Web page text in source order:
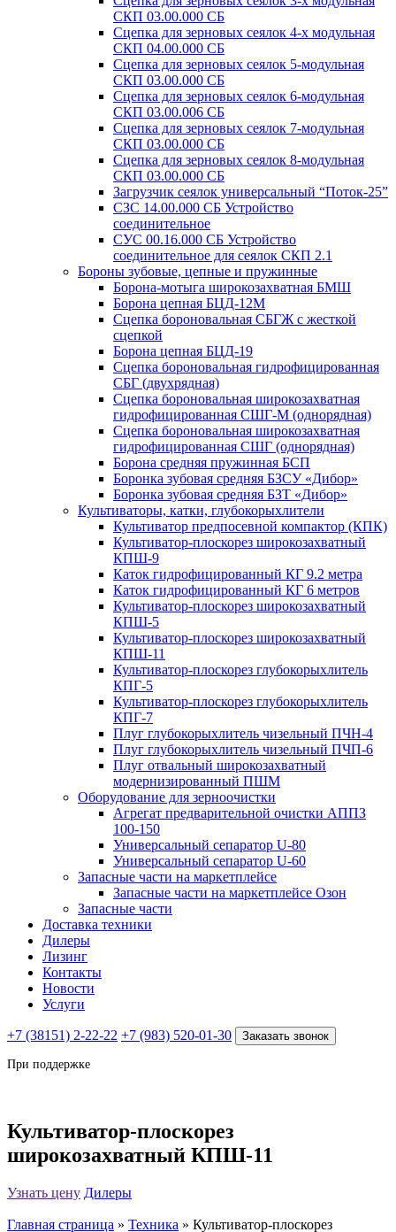
СКП 03.00.000 СБ
Сцепка для зерновых сеялок 4-х модульная
СКП 04.00.000 СБ
Сцепка для зерновых сеялок 5-модульная
СКП 03.00.000 СБ
Сцепка для зерновых сеялок 6-модульная
СКП 03.00.006 СБ
Сцепка для зерновых сеялок 7-модульная
СКП 03.00.000 СБ
Сцепка для зерновых сеялок 8-модульная
СКП 03.00.000 СБ
Загрузчик сеялок универсальный “Поток-25”
СЗС 14.00.000 СБ Устройство
соединительное
СУС 00.16.000 СБ Устройство
соединительное для сеялок СКП 2.1
Бороны зубовые, цепные и пружинные
Борона-мотыга широкозахватная БМШ
Борона цепная БЦД-12М
Сцепка бороновальная СБГЖ с жесткой
сцепкой
Борона цепная БЦД-19
Сцепка бороновальная гидрофицированная
СБГ (двухрядная)
Сцепка бороновальная широкозахватная
гидрофицированная СШГ-М (однорядная)
Сцепка бороновальная широкозахватная
гидрофицированная СШГ (однорядная)
Борона средняя пружинная БСП
Боронка зубовая средняя БЗСУ «Дибор»
Боронка зубовая средняя БЗТ «Дибор»
Культиваторы, катки, глубокорыхлители
Культиватор предпосевной компактор (КПК)
Культиватор-плоскорез широкозахватный
КПШ-9
Каток гидрофицированный КГ 9.2 метра
Каток гидрофицированный КГ 6 метров
Культиватор-плоскорез широкозахватный
КПШ-5
Культиватор-плоскорез широкозахватный
КПШ-11
Культиватор-плоскорез глубокорыхлитель
КПГ-5
Культиватор-плоскорез глубокорыхлитель
КПГ-7
Плуг глубокорыхлитель чизельный ПЧН-4
Плуг глубокорыхлитель чизельный ПЧП-6
Плуг отвальный широкозахватный
модернизированный ПШМ
Оборудование для зерноочистки
Агрегат предварительной очистки АППЗ
100-150
Универсальный сепаратор U-80
Универсальный сепаратор U-60
Запасные части на маркетплейсе
Запасные части на маркетплейсе Озон
Запасные части
Доставка техники
Дилеры
Лизинг
Контакты
Новости
Услуги
+7 (38151) 2-22-22 +7 (983) 520-01-30 Заказать звонок
При поддержке
Культиватор-плоскорез
широкозахватный КПШ-11
Узнать цену Дилеры
Главная страница » Техника » Культиватор-плоскорез